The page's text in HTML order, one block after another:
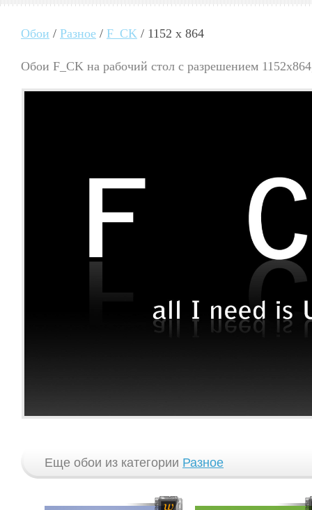
Обои / Разное / F_CK / 1152 x 864
Обои F_CK на рабочий стол с разрешением
Еще обои из категории Разное